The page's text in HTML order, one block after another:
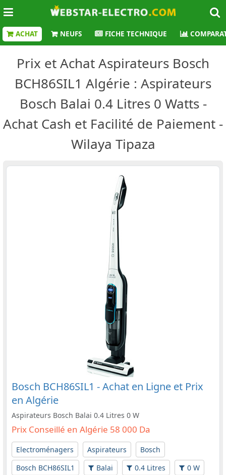
ACHAT NEUFS FICHE TECHNIQUE
Prix et Achat Aspirateurs Bosch
BCH86SIL1 Algérie : Aspirateurs
Bosch Balai 0.4 Litres 0 Watts -
Achat Cash et Facilité de Paiement -
Wilaya Tipaza
Bosch BCH86SIL1 - Achat en Ligne et Prix
en Algérie
Aspirateurs Bosch Balai 0.4 Litres 0 W
Prix Conseillé en Algérie 58 000 Da
Electroménagers Aspirateurs
Bosch
Bosch BCH86SIL1
Balai 0.4 Litres 0 W